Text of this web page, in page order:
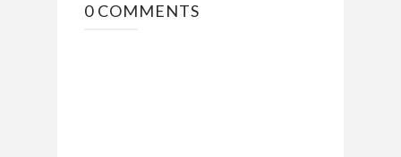
0 COMMENTS